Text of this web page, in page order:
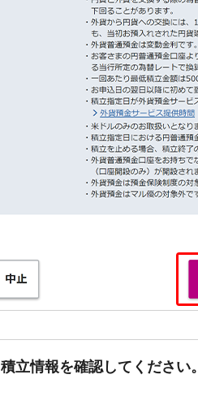
積立情報を確認してください。